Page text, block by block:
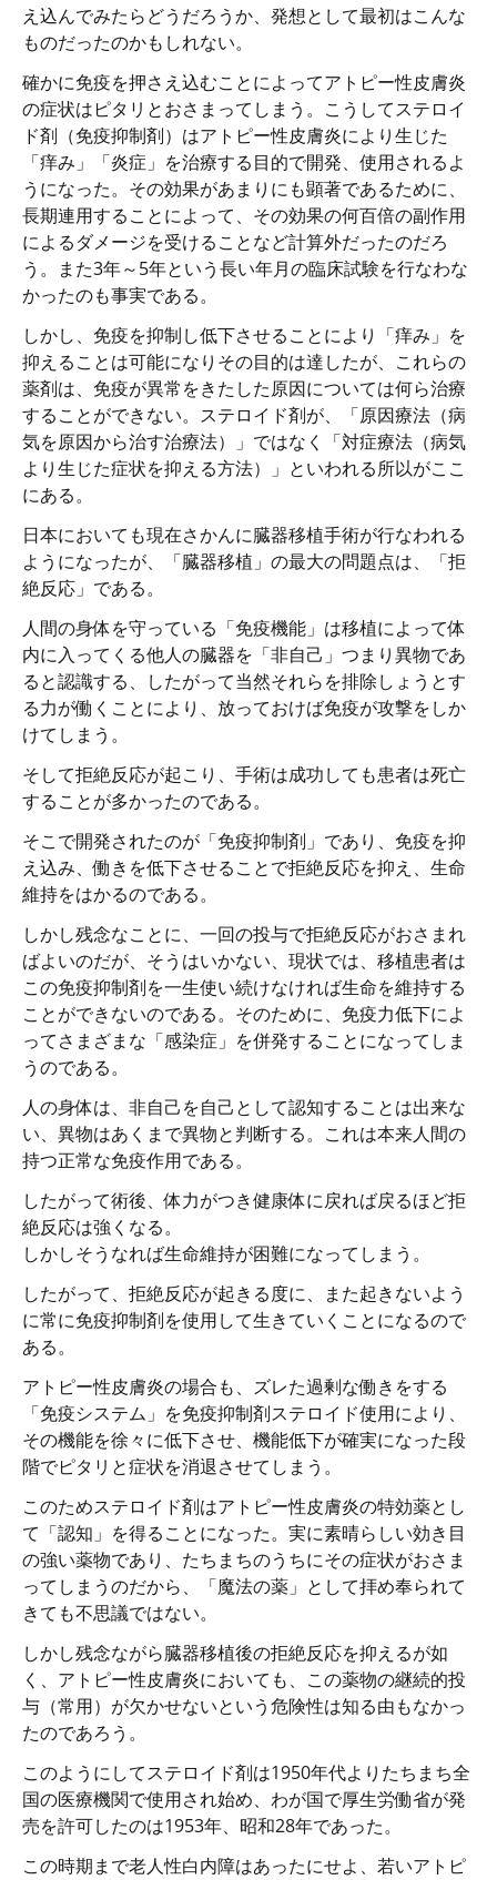
え込んでみたらどうだろうか、発想として最初はこんな
ものだったのかもしれない。
確かに免疫を押さえ込むことによってアトピー性皮膚炎
の症状はピタリとおさまってしまう。こうしてステロイ
ド剤（免疫抑制剤）はアトピー性皮膚炎により生じた
「痒み」「炎症」を治療する目的で開発、使用されるよ
うになった。その効果があまりにも顕著であるために、
長期連用することによって、その効果の何百倍の副作用
によるダメージを受けることなど計算外だったのだろ
う。また3年～5年という長い年月の臨床試験を行なわな
かったのも事実である。
しかし、免疫を抑制し低下させることにより「痒み」を
抑えることは可能になりその目的は達したが、これらの
薬剤は、免疫が異常をきたした原因については何ら治療
することができない。ステロイド剤が、「原因療法（病
気を原因から治す治療法）」ではなく「対症療法（病気
より生じた症状を抑える方法）」といわれる所以がここ
にある。
日本においても現在さかんに臓器移植手術が行なわれる
ようになったが、「臓器移植」の最大の問題点は、「拒
絶反応」である。
人間の身体を守っている「免疫機能」は移植によって体
内に入ってくる他人の臓器を「非自己」つまり異物であ
ると認識する、したがって当然それらを排除しょうとす
る力が働くことにより、放っておけば免疫が攻撃をしか
けてしまう。
そして拒絶反応が起こり、手術は成功しても患者は死亡
することが多かったのである。
そこで開発されたのが「免疫抑制剤」であり、免疫を抑
え込み、働きを低下させることで拒絶反応を抑え、生命
維持をはかるのである。
しかし残念なことに、一回の投与で拒絶反応がおさまれ
ばよいのだが、そうはいかない、現状では、移植患者は
この免疫抑制剤を一生使い続けなければ生命を維持する
ことができないのである。そのために、免疫力低下によ
ってさまざまな「感染症」を併発することになってしま
うのである。
人の身体は、非自己を自己として認知することは出来な
い、異物はあくまで異物と判断する。これは本来人間の
持つ正常な免疫作用である。
したがって術後、体力がつき健康体に戻れば戻るほど拒
絶反応は強くなる。
しかしそうなれば生命維持が困難になってしまう。
したがって、拒絶反応が起きる度に、また起きないよう
に常に免疫抑制剤を使用して生きていくことになるので
ある。
アトピー性皮膚炎の場合も、ズレた過剰な働きをする
「免疫システム」を免疫抑制剤ステロイド使用により、
その機能を徐々に低下させ、機能低下が確実になった段
階でピタリと症状を消退させてしまう。
このためステロイド剤はアトピー性皮膚炎の特効薬とし
て「認知」を得ることになった。実に素晴らしい効き目
の強い薬物であり、たちまちのうちにその症状がおさま
ってしまうのだから、「魔法の薬」として拝め奉られて
きても不思議ではない。
しかし残念ながら臓器移植後の拒絶反応を抑えるが如
く、アトピー性皮膚炎においても、この薬物の継続的投
与（常用）が欠かせないという危険性は知る由もなかっ
たのであろう。
このようにしてステロイド剤は1950年代よりたちまち全
国の医療機関で使用され始め、わが国で厚生労働省が発
売を許可したのは1953年、昭和28年であった。
この時期まで老人性白内障はあったにせよ、若いアトピ